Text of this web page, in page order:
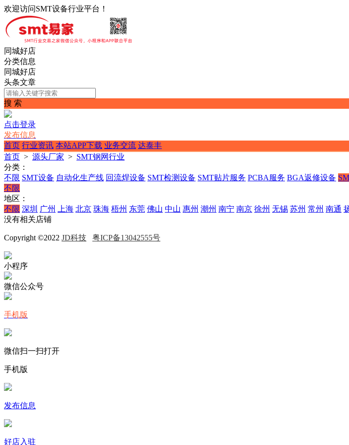
欢迎访问SMT设备行业平台！
同城好店
分类信息
同城好店
头条文章
搜 索
点击登录
发布信息
首页 行业资讯 本站APP下载 业务交流 达泰丰
首页 > 源头厂家 > SMT钢网行业
分类：
不限 SMT设备 自动化生产线 回流焊设备 SMT检测设备 SMT贴片服务 PCBA服务 BGA返修设备
不限
地区：
不限 深圳 广州 上海 北京 珠海 梧州 东莞 佛山 中山 惠州 潮州 南宁 南京 徐州 无锡 苏州 常州 南通
没有相关店铺
Copyright ©2022 JD科技 粤ICP备13042555号
小程序
微信公众号
手机版
微信扫一扫打开
手机版
发布信息
好店入驻